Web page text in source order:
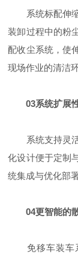
系统标配伸缩
装卸过程中的粉
配收尘系统，使
现场作业的清洁环
03系统扩展
系统支持灵活
化设计便于定制
统集成与优化部
04更智能的
免移车装车系